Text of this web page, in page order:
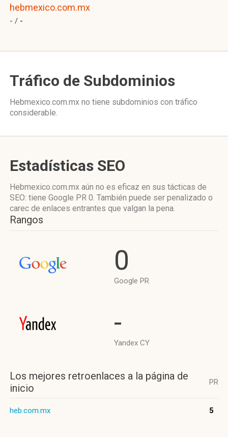
hebmexico.com.mx
- / -
Tráfico de Subdominios
Hebmexico.com.mx no tiene subdominios con tráfico
considerable.
Estadísticas SEO
Hebmexico.com.mx aún no es eficaz en sus tácticas de
SEO: tiene Google PR 0. También puede ser penalizado o
carec de enlaces entrantes que valgan la pena.
Rangos
0
Google PR
-
Yandex CY
Los mejores retroenlaces a la página de
inicio
PR
heb.com.mx 5